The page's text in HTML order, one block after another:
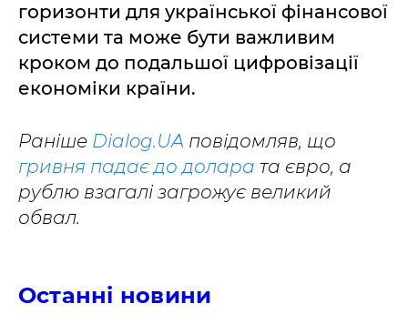
горизонти для української фінансової
системи та може бути важливим
кроком до подальшої цифровізації
економіки країни.
Раніше Dialog.UA повідомляв, що
гривня падає до долара та євро, а
рублю взагалі загрожує великий
обвал.
Останні новини